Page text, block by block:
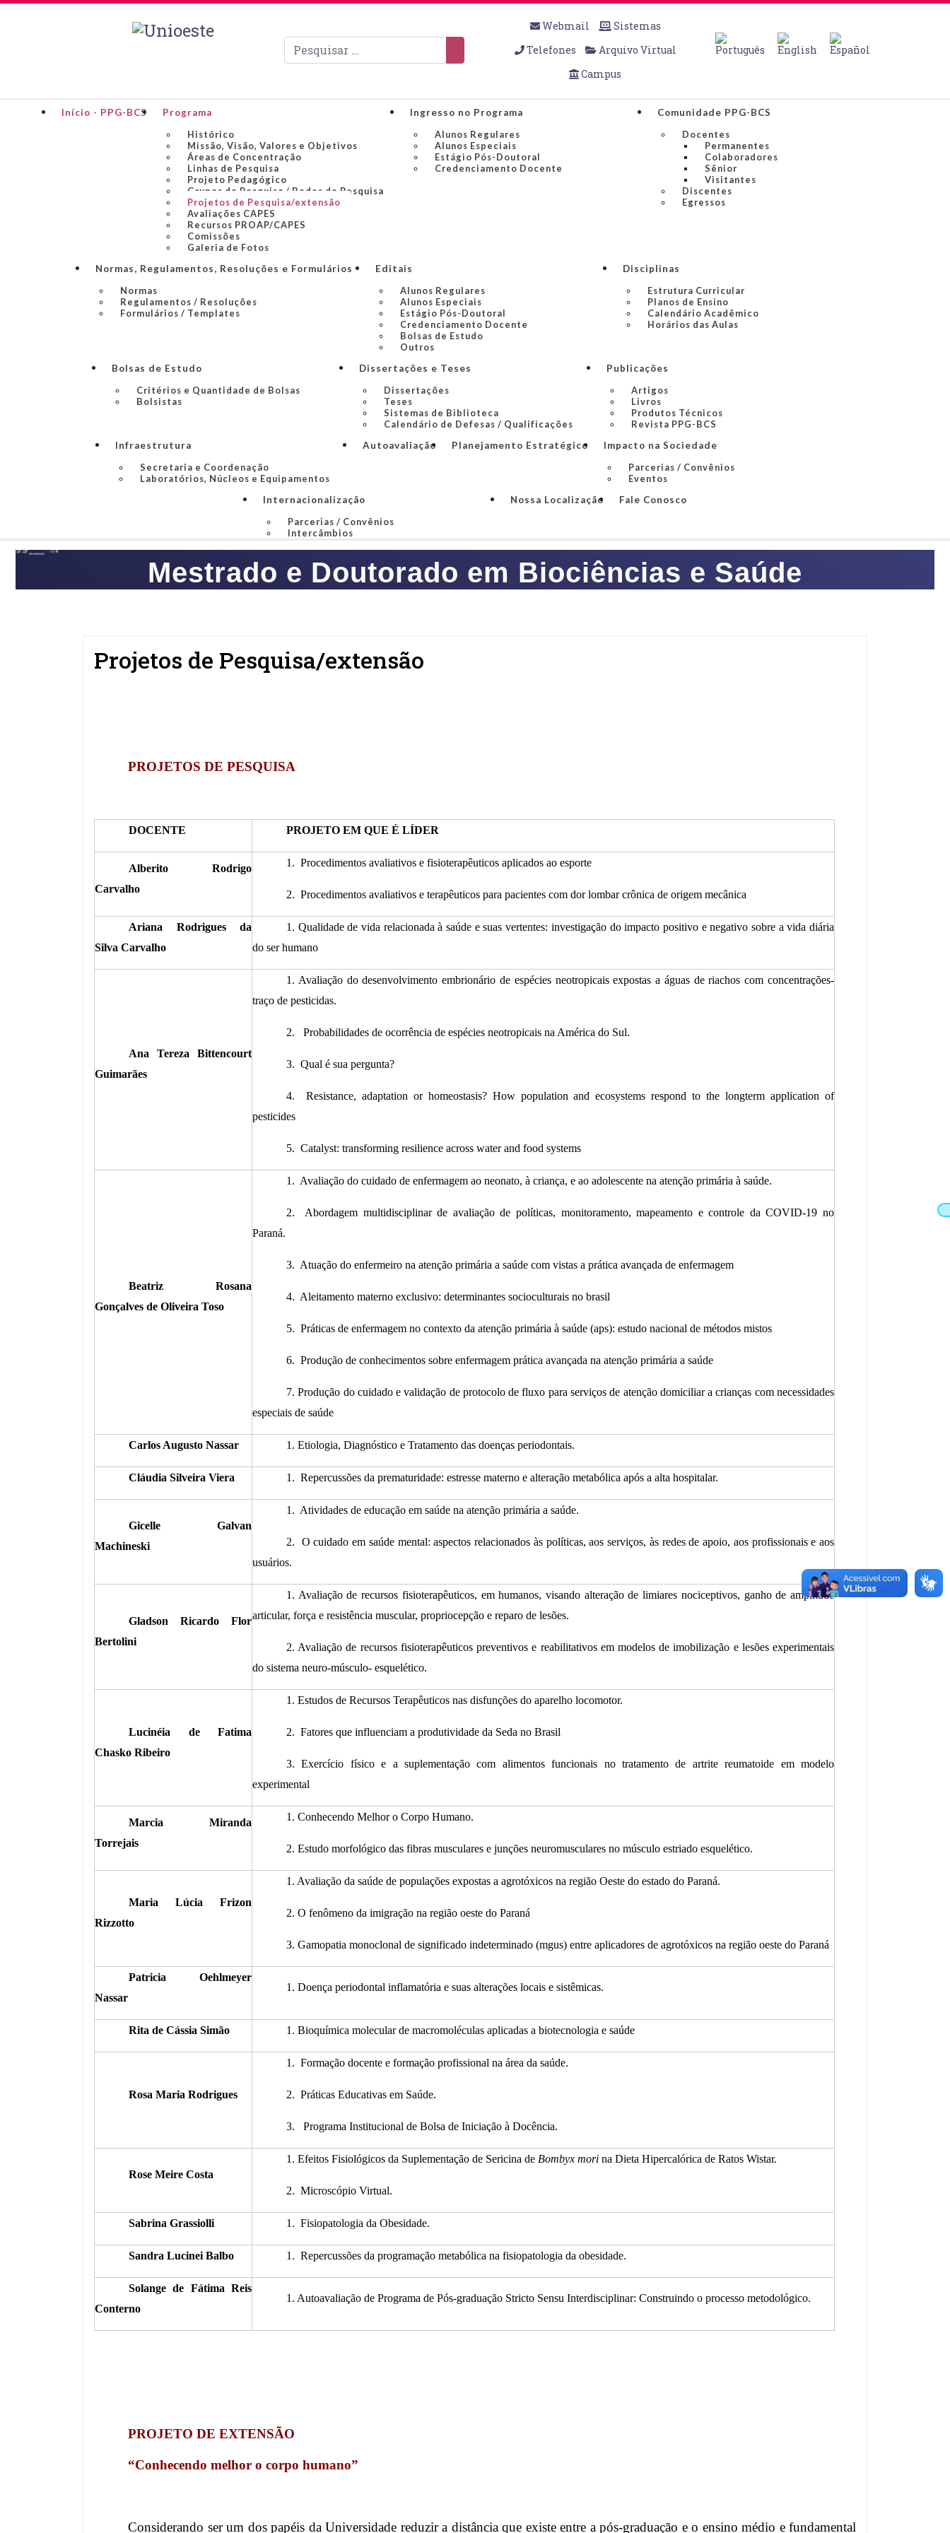
Pesquisar
Webmail
Sistemas
Telefones
Arquivo Virtual
Campus
Início - PPG-BCS
Programa
Histórico
Missão, Visão, Valores e Objetivos
Áreas de Concentração
Linhas de Pesquisa
Projeto Pedagógico
Grupos de Pesquisa / Redes de Pesquisa
Projetos de Pesquisa/extensão
Avaliações CAPES
Recursos PROAP/CAPES
Comissões
Galeria de Fotos
Ingresso no Programa
Alunos Regulares
Alunos Especiais
Estágio Pós-Doutoral
Credenciamento Docente
Comunidade PPG-BCS
Docentes
Permanentes
Colaboradores
Sênior
Visitantes
Discentes
Egressos
Normas, Regulamentos, Resoluções e Formulários
Normas
Regulamentos / Resoluções
Formulários / Templates
Editais
Alunos Regulares
Alunos Especiais
Estágio Pós-Doutoral
Credenciamento Docente
Bolsas de Estudo
Outros
Disciplinas
Estrutura Curricular
Planos de Ensino
Calendário Acadêmico
Horários das Aulas
Bolsas de Estudo
Critérios e Quantidade de Bolsas
Bolsistas
Dissertações e Teses
Dissertações
Teses
Sistemas de Biblioteca
Calendário de Defesas / Qualificações
Publicações
Artigos
Livros
Produtos Técnicos
Revista PPG-BCS
Infraestrutura
Secretaria e Coordenação
Laboratórios, Núcleos e Equipamentos
Autoavaliação Planejamento Estratégico
Impacto na Sociedade
Parcerias / Convênios
Eventos
Internacionalização
Parcerias / Convênios
Intercâmbios
Nossa Localização Fale Conosco
Mestrado e Doutorado em Biociências e Saúde
Projetos de Pesquisa/extensão
PROJETOS DE PESQUISA
DOCENTE PROJETO EM QUE É LÍDER
Alberito Rodrigo
Carvalho
1. Procedimentos avaliativos e fisioterapêuticos aplicados ao esporte
2. Procedimentos avaliativos e terapêuticos para pacientes com dor lombar crônica de origem mecânica
Ariana Rodrigues da
Silva Carvalho
1. Qualidade de vida relacionada à saúde e suas vertentes: investigação do impacto positivo e negativo sobre a vida diária
do ser humano
Ana Tereza Bittencourt
Guimarães
1. Avaliação do desenvolvimento embrionário de espécies neotropicais expostas a águas de riachos com concentrações-
traço de pesticidas.
2. Probabilidades de ocorrência de espécies neotropicais na América do Sul.
3. Qual é sua pergunta?
4. Resistance, adaptation or homeostasis? How population and ecosystems respond to the longterm application of
pesticides
5. Catalyst: transforming resilience across water and food systems
Beatriz Rosana
Gonçalves de Oliveira Toso
1. Avaliação do cuidado de enfermagem ao neonato, à criança, e ao adolescente na atenção primária à saúde.
2. Abordagem multidisciplinar de avaliação de políticas, monitoramento, mapeamento e controle da COVID-19 no
Paraná.
3. Atuação do enfermeiro na atenção primária a saúde com vistas a prática avançada de enfermagem
4. Aleitamento materno exclusivo: determinantes socioculturais no brasil
5. Práticas de enfermagem no contexto da atenção primária à saúde (aps): estudo nacional de métodos mistos
6. Produção de conhecimentos sobre enfermagem prática avançada na atenção primária a saúde
7. Produção do cuidado e validação de protocolo de fluxo para serviços de atenção domiciliar a crianças com necessidades
especiais de saúde
Carlos Augusto Nassar 1. Etiologia, Diagnóstico e Tratamento das doenças periodontais.
Cláudia Silveira Viera 1. Repercussões da prematuridade: estresse materno e alteração metabólica após a alta hospitalar.
Gicelle Galvan
Machineski
1. Atividades de educação em saúde na atenção primária a saúde.
2. O cuidado em saúde mental: aspectos relacionados às políticas, aos serviços, às redes de apoio, aos profissionais e aos
usuários.
Gladson Ricardo Flor
Bertolini
1. Avaliação de recursos fisioterapêuticos, em humanos, visando alteração de limiares nociceptivos, ganho de amplitude
articular, força e resistência muscular, propriocepção e reparo de lesões.
2. Avaliação de recursos fisioterapêuticos preventivos e reabilitativos em modelos de imobilização e lesões experimentais
do sistema neuro-músculo- esquelético.
Lucinéia de Fatima
Chasko Ribeiro
1. Estudos de Recursos Terapêuticos nas disfunções do aparelho locomotor.
2. Fatores que influenciam a produtividade da Seda no Brasil
3. Exercício físico e a suplementação com alimentos funcionais no tratamento de artrite reumatoide em modelo
experimental
Marcia Miranda
Torrejais
1. Conhecendo Melhor o Corpo Humano.
2. Estudo morfológico das fibras musculares e junções neuromusculares no músculo estriado esquelético.
Maria Lúcia Frizon
Rizzotto
1. Avaliação da saúde de populações expostas a agrotóxicos na região Oeste do estado do Paraná.
2. O fenômeno da imigração na região oeste do Paraná
3. Gamopatia monoclonal de significado indeterminado (mgus) entre aplicadores de agrotóxicos na região oeste do Paraná
Patricia Oehlmeyer
Nassar
1. Doença periodontal inflamatória e suas alterações locais e sistêmicas.
Rita de Cássia Simão 1. Bioquímica molecular de macromoléculas aplicadas a biotecnologia e saúde
Rosa Maria Rodrigues
1. Formação docente e formação profissional na área da saúde.
2. Práticas Educativas em Saúde.
3. Programa Institucional de Bolsa de Iniciação à Docência.
Rose Meire Costa
1. Efeitos Fisiológicos da Suplementação de Sericina de Bombyx mori na Dieta Hipercalórica de Ratos Wistar.
2. Microscópio Virtual.
Sabrina Grassiolli 1. Fisiopatologia da Obesidade.
Sandra Lucinei Balbo 1. Repercussões da programação metabólica na fisiopatologia da obesidade.
Solange de Fátima Reis
Conterno
1. Autoavaliação de Programa de Pós-graduação Stricto Sensu Interdisciplinar: Construindo o processo metodológico.
PROJETO DE EXTENSÃO
“Conhecendo melhor o corpo humano”
Considerando ser um dos papéis da Universidade reduzir a distância que existe entre a pós-graduação e o ensino médio e fundamental